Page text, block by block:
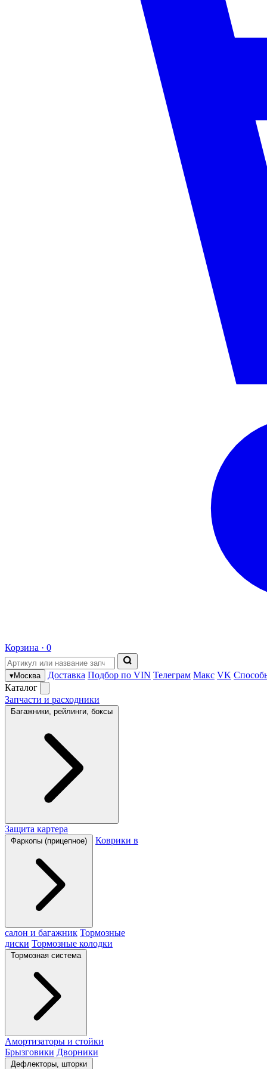
Корзина · 0
▾Москва Доставка Подбор по VIN Телеграм Макс VK
Каталог
Запчасти и расходники
Багажники, рейлинги, боксы
Защита картера
Фаркопы (прицепное) Коврики в
салон и багажник Тормозные
диски Тормозные колодки
Тормозная система
Амортизаторы и стойки
Брызговики Дворники
Дефлекторы, шторки